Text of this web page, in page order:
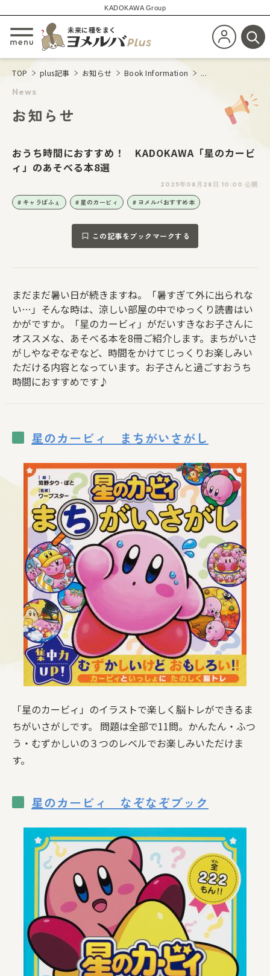
KADOKAWA Group
メニューを開閉する
未来に種をまく
新規会員登
検
TOP plus記事 お知らせ Book Information ...
News
お知らせ
おうち時間におすすめ！ KADOKAWA「星のカービ
ィ」のあそべる本8選
2025年08月28日 10:00 公開
キャラぱふぇ 星のカービィ ヨメルバおすすめ本
この記事をブックマークする
まだまだ暑い日が続きますね。「暑すぎて外に出られな
い…」そんな時は、涼しい部屋の中でゆっくり読書はい
かがですか。「星のカービィ」がだいすきなお子さんに
オススメな、あそべる本を8冊ご紹介します。まちがいさ
がしやなぞなぞなど、時間をかけてじっくりお楽しみい
ただける内容となっています。お子さんと過ごすおうち
時間におすすめです♪
星のカービィ まちがいさがし
「星のカービィ」のイラストで楽しく脳トレができるま
ちがいさがしです。 問題は全部で11問。かんたん・ふつ
う・むずかしいの３つのレベルでお楽しみいただけま
す。
星のカービィ なぞなぞブック